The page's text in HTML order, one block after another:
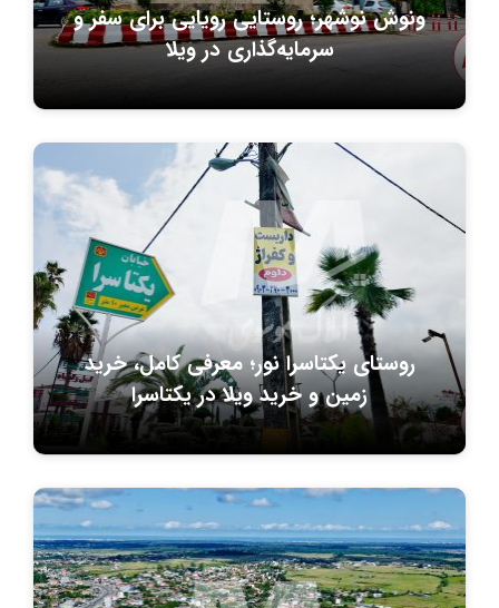
ونوش نوشهر؛ روستایی رویایی برای سفر و
سرمایه‌گذاری در ویلا
روستای یکتاسرا نور؛ معرفی کامل، خرید
زمین و خرید ویلا در یکتاسرا